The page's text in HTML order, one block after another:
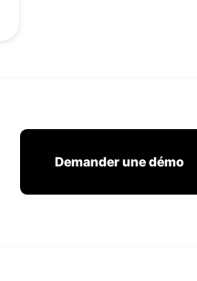
Demander une démo